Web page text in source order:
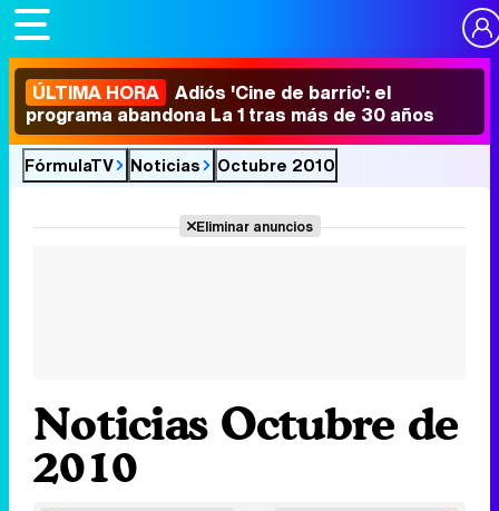
ÚLTIMA HORA Adiós 'Cine de barrio': el
programa abandona La 1 tras más de 30 años
FórmulaTV Noticias Octubre 2010
Eliminar anuncios
Noticias Octubre de
2010